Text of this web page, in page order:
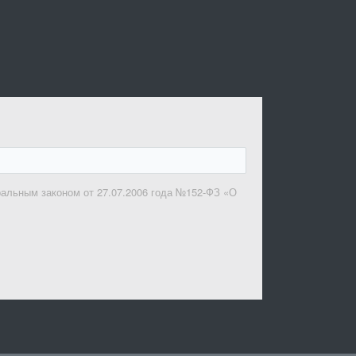
законом от 27.07.2006 года №152-ФЗ «О